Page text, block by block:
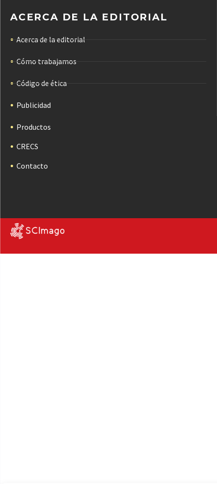
ACERCA DE LA EDITORIAL
Acerca de la editorial
Cómo trabajamos
Código de ética
Publicidad
Productos
CRECS
Contacto